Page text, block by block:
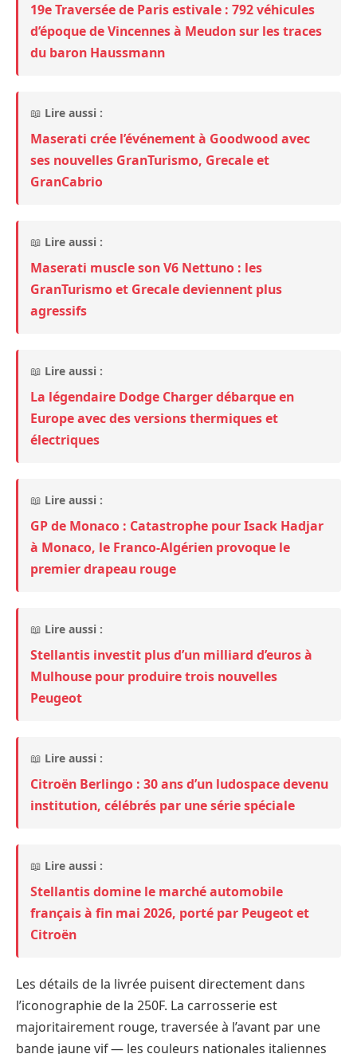
19e Traversée de Paris estivale : 792 véhicules
d’époque de Vincennes à Meudon sur les traces
du baron Haussmann
📖 Lire aussi :
Maserati crée l’événement à Goodwood avec
ses nouvelles GranTurismo, Grecale et
GranCabrio
📖 Lire aussi :
Maserati muscle son V6 Nettuno : les
GranTurismo et Grecale deviennent plus
agressifs
📖 Lire aussi :
La légendaire Dodge Charger débarque en
Europe avec des versions thermiques et
électriques
📖 Lire aussi :
GP de Monaco : Catastrophe pour Isack Hadjar
à Monaco, le Franco-Algérien provoque le
premier drapeau rouge
📖 Lire aussi :
Stellantis investit plus d’un milliard d’euros à
Mulhouse pour produire trois nouvelles
Peugeot
📖 Lire aussi :
Citroën Berlingo : 30 ans d’un ludospace devenu
institution, célébrés par une série spéciale
📖 Lire aussi :
Stellantis domine le marché automobile
français à fin mai 2026, porté par Peugeot et
Citroën
Les détails de la livrée puisent directement dans
l’iconographie de la 250F. La carrosserie est
majoritairement rouge, traversée à l’avant par une
bande jaune vif — les couleurs nationales italiennes